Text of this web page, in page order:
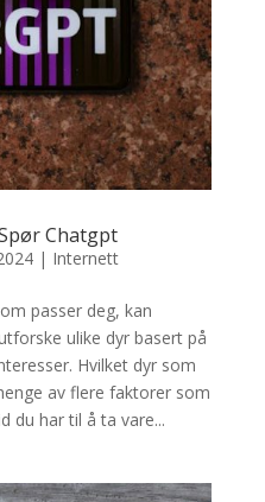
Chatgpt
| Internett
passer deg, kan
ulike dyr basert på
Hvilket dyr som
av flere faktorer som
du har til å ta vare...